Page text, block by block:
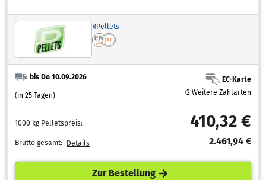
RPellets
bis Do 10.09.2026
(in 25 Tagen)
EC-Karte
+2 Weitere Zahlarten
1000 kg Pelletspreis: 410,32 €
Brutto gesamt: Details 2.461,94 €
Zur Bestellung